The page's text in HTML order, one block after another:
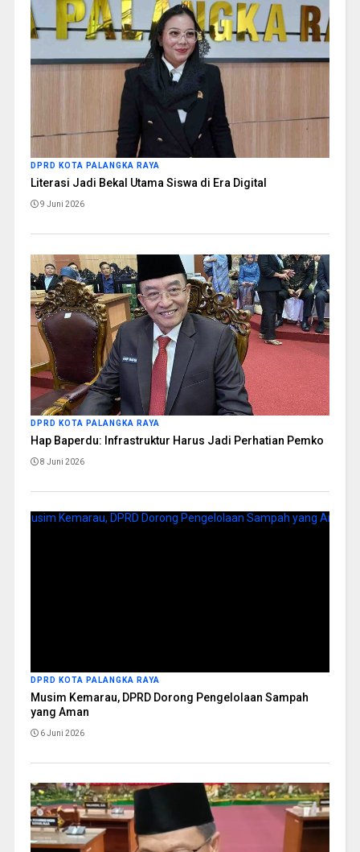
DPRD KOTA PALANGKA RAYA
Literasi Jadi Bekal Utama Siswa di Era Digital
9 Juni 2026
DPRD KOTA PALANGKA RAYA
Hap Baperdu: Infrastruktur Harus Jadi Perhatian Pemko
8 Juni 2026
DPRD KOTA PALANGKA RAYA
Musim Kemarau, DPRD Dorong Pengelolaan Sampah
yang Aman
6 Juni 2026